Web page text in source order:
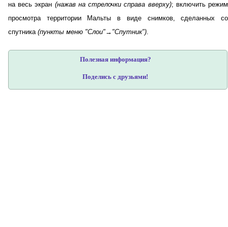
на весь экран (нажав на стрелочки справа вверху); включить режим
просмотра территории Мальты в виде снимков, сделанных со
спутника (пункты меню "Слои"→"Спутник").
Полезная информация?
Поделись с друзьями!